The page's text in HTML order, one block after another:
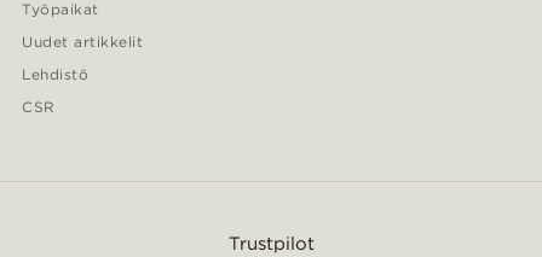
Työpaikat
Uudet artikkelit
Lehdistö
CSR
Trustpilot